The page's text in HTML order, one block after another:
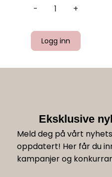
- +
Logg inn
Eksklusive
Meld deg på vårt
oppdatert! Her får du
kampanjer og